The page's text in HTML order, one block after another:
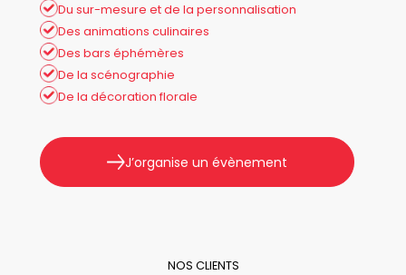
Du sur-mesure et de la personnalisation
Des animations culinaires
Des bars éphémères
De la scénographie
De la décoration florale
J’organise un évènement
NOS CLIENTS